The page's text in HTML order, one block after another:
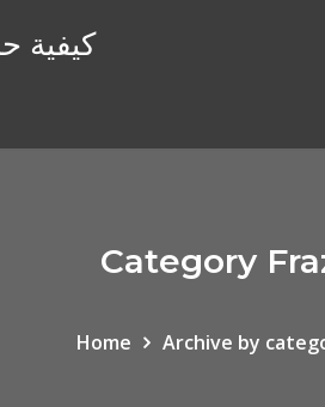
كيفية
Category
Home Archive by